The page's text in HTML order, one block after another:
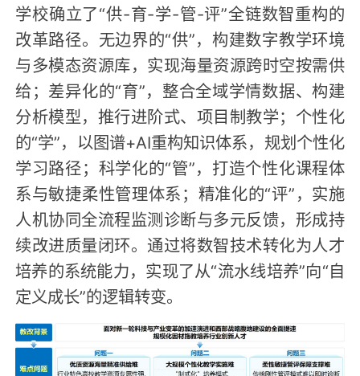
学校确立了“供-育-学-管-评”全链数智重构的
改革路径。无边界的“供”，构建数字教学环境
与多模态资源库，实现海量资源跨时空按需供
给；差异化的“育”，整合全域学情数据、构建
分析模型，推行进阶式、项目制教学；个性化
的“学”，以图谱+AI重构知识体系，规划个性化
学习路径；科学化的“管”，打造个性化课程体
系与敏捷柔性管理体系；精准化的“评”，实施
人机协同全流程监测诊断与多元反馈，形成持
续改进质量闭环。通过将数智技术转化为人才
培养的系统能力，实现了从“流水线培养”向“自
定义成长”的逻辑转变。